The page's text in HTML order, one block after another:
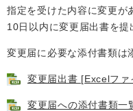
指定を受けた内容に変更が
10日以内に変更届出書を提
変更届に必要な添付書類は
変更届出書 [Excelファ
変更届への添付書類